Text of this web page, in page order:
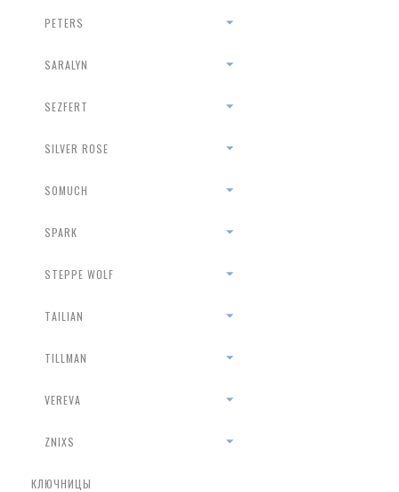
PETERS
SARALYN
SEZFERT
SILVER ROSE
SOMUCH
SPARK
STEPPE WOLF
TAILIAN
TILLMAN
VEREVA
ZNIXS
КЛЮЧНИЦЫ